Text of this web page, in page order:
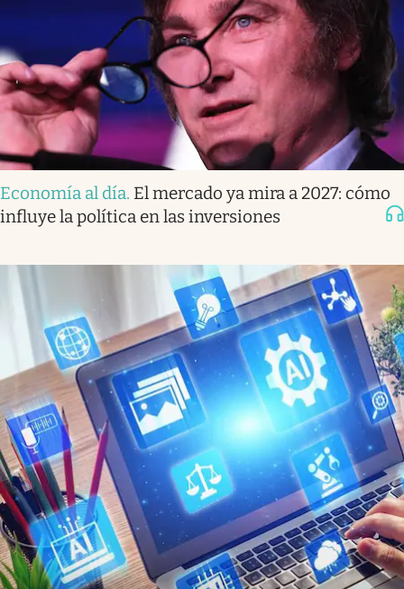
Economía al día. El mercado ya mira a 2027: cómo
influye la política en las inversiones